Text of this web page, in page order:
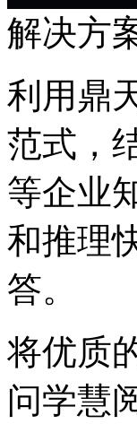
解决方
利用鼎
范式
等企业
和推理
答。
将优质
问学慧